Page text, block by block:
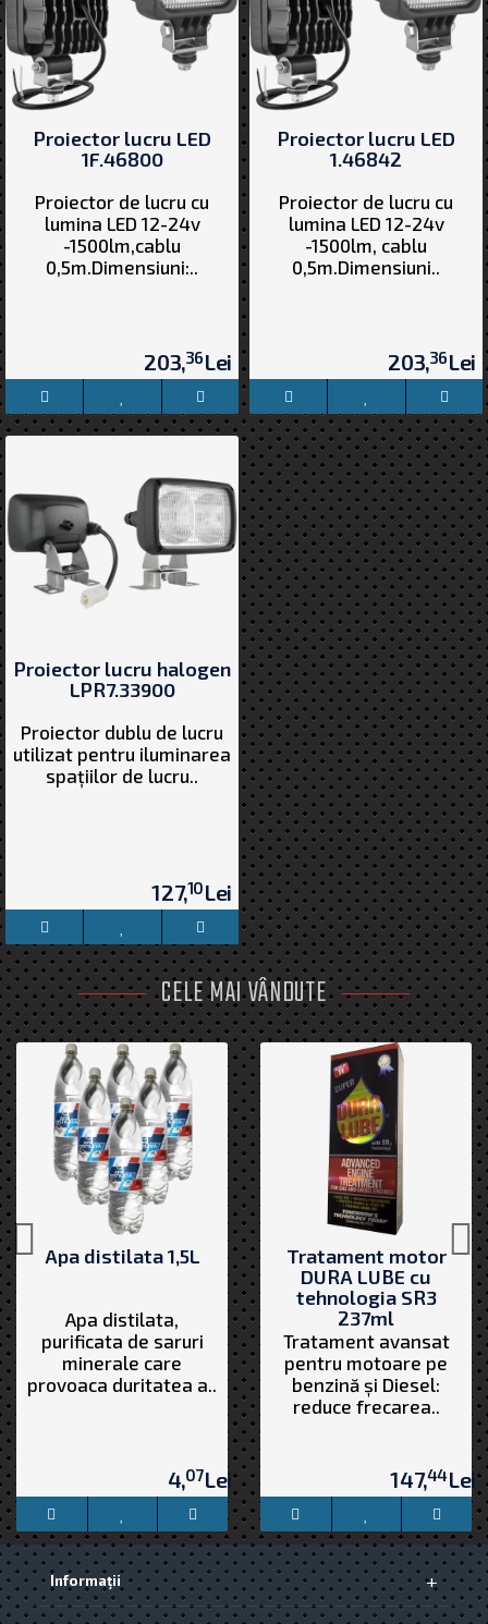
Proiector lucru LED
1F.46800
Proiector de lucru cu
lumina LED 12-24v
-1500lm,cablu
0,5m.Dimensiuni:..
203,36Lei
Proiector lucru LED
1.46842
Proiector de lucru cu
lumina LED 12-24v
-1500lm, cablu
0,5m.Dimensiuni..
203,36Lei
Proiector lucru halogen
LPR7.33900
Proiector dublu de lucru
utilizat pentru iluminarea
spațiilor de lucru..
127,10Lei
CELE MAI VÂNDUTE
Apa distilata 1,5L
Apa distilata,
purificata de saruri
minerale care
provoaca duritatea a..
4,07Lei
Tratament motor
DURA LUBE cu
tehnologia SR3
237ml
Tratament avansat
pentru motoare pe
benzină și Diesel:
reduce frecarea..
147,44Lei
Informaţii
Despre Noi